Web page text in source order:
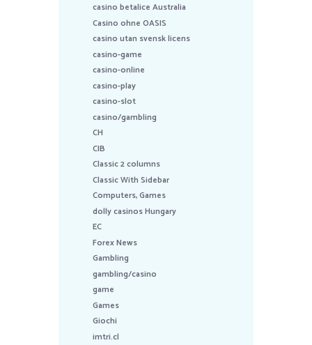
casino betalice Australia
Casino ohne OASIS
casino utan svensk licens
casino-game
casino-online
casino-play
casino-slot
casino/gambling
CH
CIB
Classic 2 columns
Classic With Sidebar
Computers, Games
dolly casinos Hungary
EC
Forex News
Gambling
gambling/casino
game
Games
Giochi
imtri.cl